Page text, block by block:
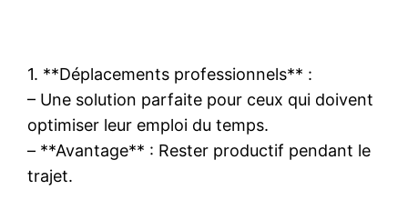
1. **Déplacements professionnels** :
– Une solution parfaite pour ceux qui doivent
optimiser leur emploi du temps.
– **Avantage** : Rester productif pendant le
trajet.